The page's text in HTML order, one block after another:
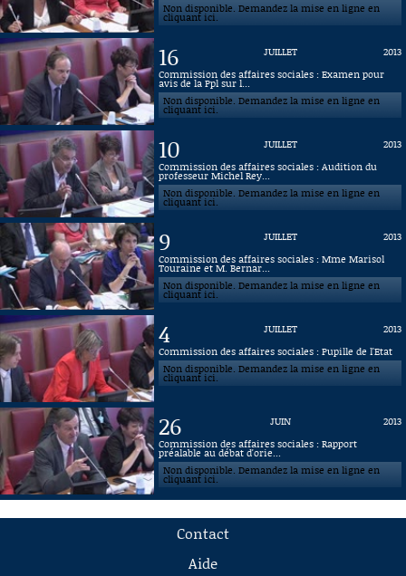
Non disponible. Demandez la mise en ligne en
cliquant ici.
16 JUILLET
2013
Commission des affaires sociales : Examen pour
avis de la Ppl sur l...
Non disponible. Demandez la mise en ligne en
cliquant ici.
10 JUILLET
2013
Commission des affaires sociales : Audition du
professeur Michel Rey...
Non disponible. Demandez la mise en ligne en
cliquant ici.
9 JUILLET
2013
Commission des affaires sociales : Mme Marisol
Touraine et M. Bernar...
Non disponible. Demandez la mise en ligne en
cliquant ici.
4 JUILLET
2013
Commission des affaires sociales : Pupille de l'Etat
Non disponible. Demandez la mise en ligne en
cliquant ici.
26 JUIN
2013
Commission des affaires sociales : Rapport
préalable au débat d'orie...
Non disponible. Demandez la mise en ligne en
cliquant ici.
Contact
Aide